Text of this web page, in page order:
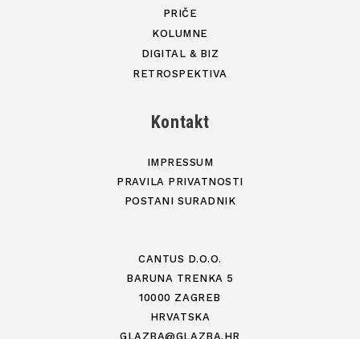
PRIČE
KOLUMNE
DIGITAL & BIZ
RETROSPEKTIVA
Kontakt
IMPRESSUM
PRAVILA PRIVATNOSTI
POSTANI SURADNIK
CANTUS D.O.O.
BARUNA TRENKA 5
10000 ZAGREB
HRVATSKA
GLAZBA@GLAZBA.HR